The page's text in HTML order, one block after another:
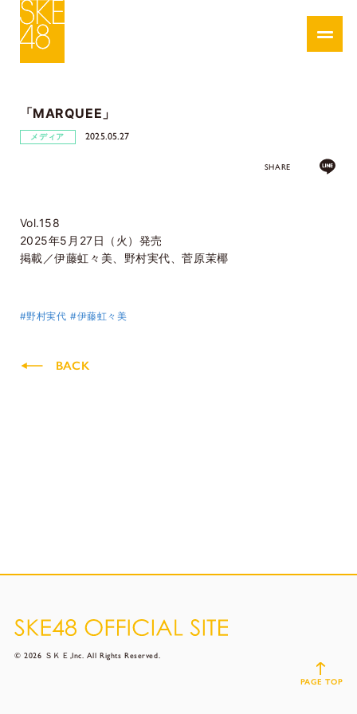
「MARQUEE」
メディア 2025.05.27
SHARE
Vol.158
2025年5月27日（火）発売
掲載／伊藤虹々美、野村実代、菅原茉椰
#野村実代 #伊藤虹々美
BACK
© 2026 ＳＫＥ,Inc. All Rights Reserved.
PAGE TOP